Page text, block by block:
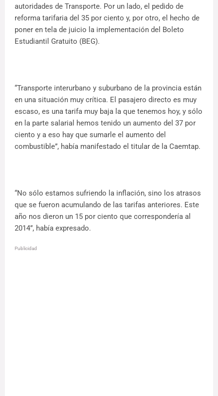
autoridades de Transporte. Por un lado, el pedido de
reforma tarifaria del 35 por ciento y, por otro, el hecho de
poner en tela de juicio la implementación del Boleto
Estudiantil Gratuito (BEG).
“Transporte interurbano y suburbano de la provincia están
en una situación muy crítica. El pasajero directo es muy
escaso, es una tarifa muy baja la que tenemos hoy, y sólo
en la parte salarial hemos tenido un aumento del 37 por
ciento y a eso hay que sumarle el aumento del
combustible”, había manifestado el titular de la Caemtap.
“No sólo estamos sufriendo la inflación, sino los atrasos
que se fueron acumulando de las tarifas anteriores. Este
año nos dieron un 15 por ciento que correspondería al
2014”, había expresado.
Publicidad